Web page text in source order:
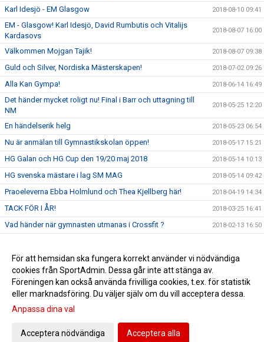
Karl Idesjö - EM Glasgow 2018-08-10 09:41
EM - Glasgow! Karl Idesjö, David Rumbutis och Vitalijs
Kardasovs
2018-08-07 16:00
Välkommen Mojgan Tajik! 2018-08-07 09:38
Guld och Silver, Nordiska Mästerskapen! 2018-07-02 09:26
Alla Kan Gympa! 2018-06-14 16:49
Det händer mycket roligt nu! Final i Barr och uttagning till
NM
2018-05-25 12:20
En händelserik helg 2018-05-23 06:54
Nu är anmälan till Gymnastikskolan öppen! 2018-05-17 15:21
HG Galan och HG Cup den 19/20 maj 2018 2018-05-14 10:13
HG svenska mästare i lag SM MAG 2018-05-14 09:42
Praoeleverna Ebba Holmlund och Thea Kjellberg här! 2018-04-19 14:34
TACK FÖR I ÅR! 2018-03-25 16:41
Vad händer när gymnasten utmanas i Crossfit ? 2018-02-13 16:50
Våra KvAG tjejer in action 2017-10-10 11:46
GRATTIS Jessica och Team Sweden! 2017-10-10 11:13
Gå till Webbversion
För att hemsidan ska fungera korrekt använder vi nödvändiga
cookies från SportAdmin. Dessa går inte att stänga av.
Föreningen kan också använda frivilliga cookies, t.ex. för statistik
eller marknadsföring. Du väljer själv om du vill acceptera dessa.
Anpassa dina val
Acceptera nödvändiga Acceptera alla